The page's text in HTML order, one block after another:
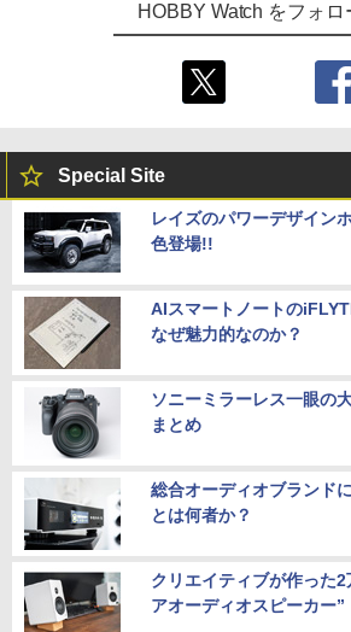
HOBBY Watch をフォロ
Special Site
レイズのパワーデザイン
色登場!!
AIスマートノートの
なぜ魅力的なのか？
ソニーミラーレス一眼の
まとめ
総合オーディオブランド
とは何者か？
クリエイティブが作った
アオーディオスピーカー”